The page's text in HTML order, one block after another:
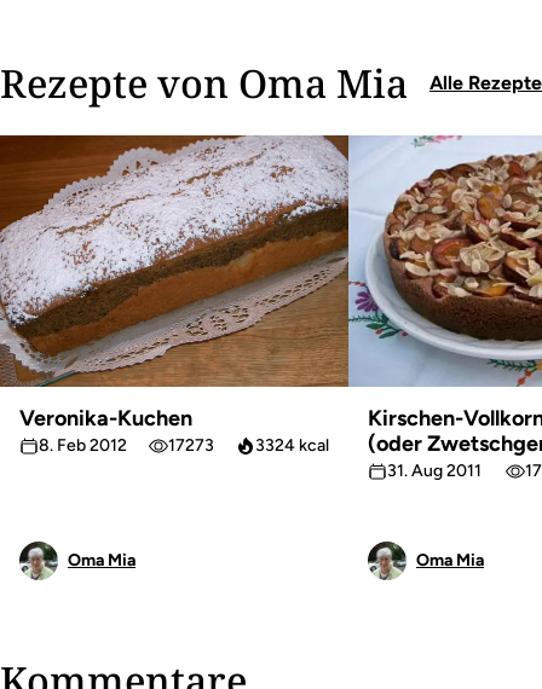
Rezepte von Oma Mia Alle Rezepte
Veronika-Kuchen
8. Feb 2012 17273 3324 kcal
Oma Mia
Kirschen-
(oder
31. Aug 2011
Oma Mia